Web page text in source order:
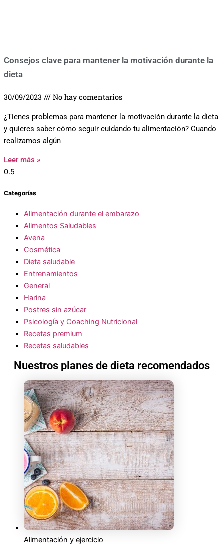
Consejos clave para mantener la motivación durante la
dieta
30/09/2023 No hay comentarios
¿Tienes problemas para mantener la motivación durante la dieta
y quieres saber cómo seguir cuidando tu alimentación? Cuando
realizamos algún
Leer más »
Categorías
Alimentación durante el embarazo
Alimentos Saludables
Avena
Cosmética
Dieta saludable
Entrenamientos
General
Harina
Postres sin azúcar
Psicología y Coaching Nutricional
Recetas premium
Recetas saludables
Nuestros planes de dieta recomendados
Alimentación y ejercicio